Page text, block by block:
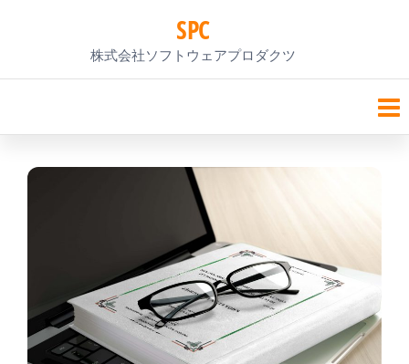
テ
SPC
株式会社ソフトウェアプロダクツ